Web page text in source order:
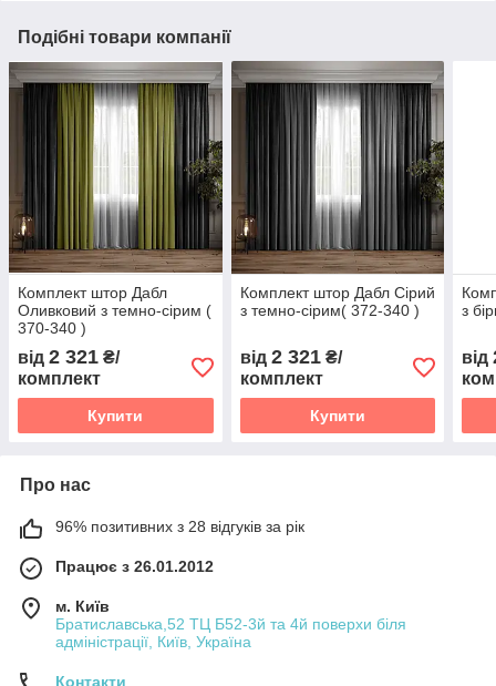
Подібні товари компанії
Комплект штор Дабл
Оливковий з темно-сірим (
370-340 )
від 2 321 ₴/
комплект
Купити
Комплект штор Дабл Сірий
з темно-сірим( 372-340 )
від 2 321₴/
комплект
Купити
з
від
Про нас
96% позитивних з 28 відгуків за рік
Працює з 26.01.2012
м. Київ
Братиславська,52 ТЦ Б52-3й та 4й поверхи біля
адміністрації, Київ, Україна
Контакти